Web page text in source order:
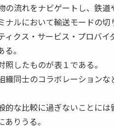
流れをナビゲートし、鉄道
ルにおいて輸送モードの切
クス・サービス・プロバイ
。
したものが表１である。
織同士のコラボレーション
な比較に過ぎないことには
りうる。